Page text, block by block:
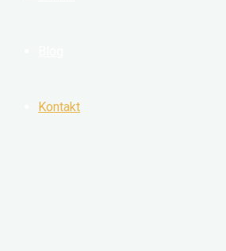
Kontakt